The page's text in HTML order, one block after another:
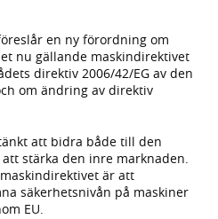
en ny förordning om
nu gällande maskindirektivet
direktiv 2006/42/EG av den
om ändring av direktiv
att bidra både till den
stärka den inre marknaden.
är att
säkerhetsnivån på maskiner
EU.